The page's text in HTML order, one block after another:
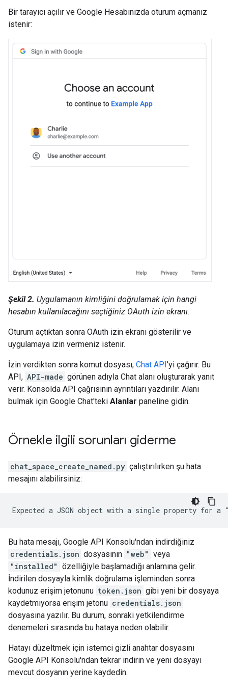
Bir tarayıcı açılır ve Google Hesabınızda oturum açmanız
istenir:
Şekil 2. Uygulamanın kimliğini doğrulamak için hangi
hesabın kullanılacağını seçtiğiniz OAuth izin ekranı.
Oturum açtıktan sonra OAuth izin ekranı gösterilir ve
uygulamaya izin vermeniz istenir.
İzin verdikten sonra komut dosyası, Chat API'yi çağırır. Bu
API, API-made görünen adıyla Chat alanı oluşturarak yanıt
verir. Konsolda API çağrısının ayrıntıları yazdırılır. Alanı
bulmak için Google Chat'teki Alanlar paneline gidin.
Örnekle ilgili sorunları giderme
chat_space_create_named.py çalıştırılırken şu hata
mesajını alabilirsiniz:
Bu hata mesajı, Google API Konsolu'ndan indirdiğiniz
credentials.json dosyasının "web" veya
"installed" özelliğiyle başlamadığı anlamına gelir.
İndirilen dosyayla kimlik doğrulama işleminden sonra
kodunuz erişim jetonunu token.json gibi yeni bir dosyaya
kaydetmiyorsa erişim jetonu credentials.json
dosyasına yazılır. Bu durum, sonraki yetkilendirme
denemeleri sırasında bu hataya neden olabilir.
Hatayı düzeltmek için istemci gizli anahtar dosyasını
Google API Konsolu'ndan tekrar indirin ve yeni dosyayı
mevcut dosyanın yerine kaydedin.